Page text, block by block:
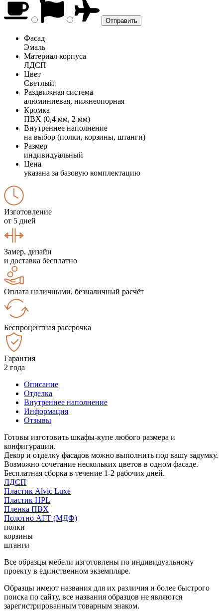
Фасад
Эмаль
Материал корпуса
ЛДСП
Цвет
Светлый
Раздвижная система
алюминиевая, нижнеопорная
Кромка
ПВХ (0,4 мм, 2 мм)
Внутреннее наполнение
на выбор (полки, корзины, штанги)
Размер
индивидуальный
Цена
указана за базовую комплектацию
Изготовление
от 5 дней
Замер, дизайн
и доставка бесплатно
Оплата наличными, безналичный расчёт
Беспроцентная рассрочка
Гарантия
2 года
Описание
Отделка
Внутреннее наполнение
Информация
Отзывы
Готовы изготовить шкафы-купе любого размера и
конфигурации.
Декор и отделку фасадов можно выполнить под вашу задумку.
Возможно сочетание нескольких цветов в одном фасаде.
Бесплатная сборка в течение 1-2 рабочих дней.
ЛДСП
Пластик Alvic Luxe
Пластик HPL
Пленка ПВХ
Полотно АГТ (МДФ)
полки
корзины
штанги
Все образцы мебели изготовлены по индивидуальному
проекту в единственном экземпляре.
Образцы имеют названия для их различия и более быстрого
поиска по сайту, все названия образцов не являются
зарегистрированным товарным знаком.